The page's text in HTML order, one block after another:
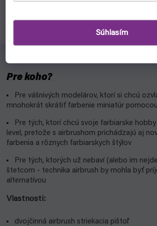
Súhlasím
Pre koho?
Pre vášnivých modelárov, ktorí si chcú
mnohokrát skrátiť farbenie miniatúr
Pre tých, ktorí chcú svoje farbiarske
level, pretože s airbrushom prichádzajú aj
farbenia a rôznych farbiarskych štýlov
Pre tých, ktorých už nebaví (alebo im
štetcom - technika airbrush by mohla byť
alternatívou
Vlastnosti:
dvojčinná airbrush striekacia pištoľ